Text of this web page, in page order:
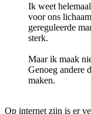
Ik weet
voor ons
gereguleerde
sterk.
Maar ik maak
Genoeg andere
maken.
Op internet zijn is er